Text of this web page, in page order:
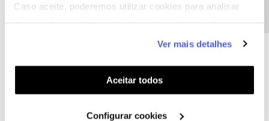
Caso aceite, poderemos utilizar cookies para analisar
funcionalidades (cookies de personalização e
funcionalidade) e adaptar anúncios aos seus interesses
(cookies de publicidade personalizada). Pode gerir a
utilização dos cookies clicando em "Configurar
Ver mais detalhes
Aceitar todos
Configurar cookies
Margarethe